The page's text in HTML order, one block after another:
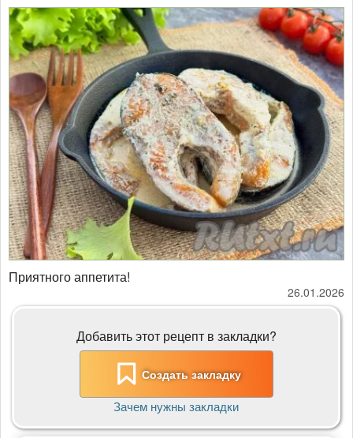
​​​​​​​Приятного аппетита!
26.01.2026
Добавить этот рецепт в закладки?
Создать закладку
Зачем нужны закладки